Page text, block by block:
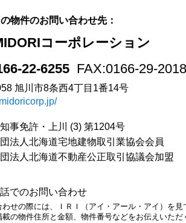
物件のお問い合わせ先：
コーポレーション
22-6255 FAX:0166-29-2018
旭川市8条西4丁目1番14号
事免許・上川 (3) 第1204号
法人北海道宅地建物取引業協会会員
法人北海道不動産公正取引協議会加盟
でのお問い合わせ
わせの際には、ＩＲＩ（アイ・アール・アイ）を見
載の物件住所と金額、物件番号などをお伝えいただ